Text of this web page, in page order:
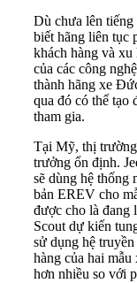
Dù chưa lên
biết hãng liên tục
khách hàng và
của các công
thành hãng xe
qua đó có thể tạo
tham gia.
Tại Mỹ, thị
trưởng ổn định.
sẽ dùng hệ thống
bản EREV cho
được cho là đang
Scout dự kiến
sử dụng hệ
hàng của hai
hơn nhiều so với